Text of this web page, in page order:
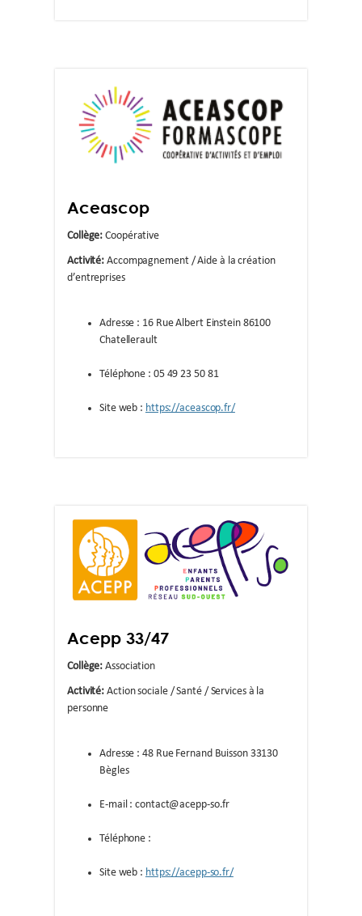
Aceascop
Collège: Coopérative
Activité: Accompagnement / Aide à la création
d’entreprises
Adresse : 16 Rue Albert Einstein 86100
Chatellerault
Téléphone : 05 49 23 50 81
Site web : https://aceascop.fr/
Acepp 33/47
Collège: Association
Activité: Action sociale / Santé / Services à la
personne
Adresse : 48 Rue Fernand Buisson 33130
Bègles
E-mail : contact@acepp-so.fr
Téléphone :
Site web : https://acepp-so.fr/